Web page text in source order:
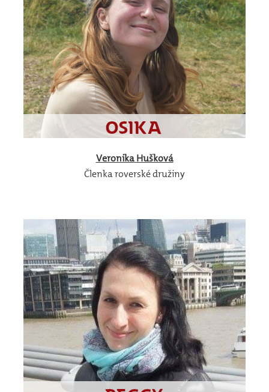
Veronika Hušková
Členka roverské družiny